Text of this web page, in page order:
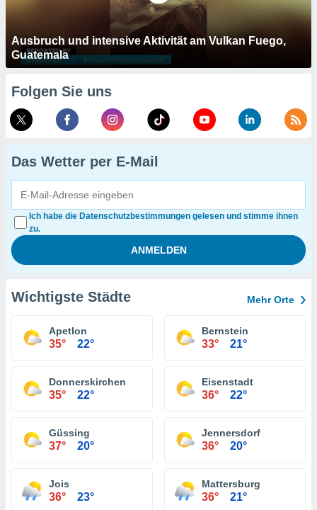
Ausbruch und intensive Aktivität am Vulkan Fuego,
Guatemala
Folgen Sie uns
Das Wetter per E-Mail
Ich habe die Datenschutzbestimmungen gelesen und stimme ihnen
zu.
Wichtigste Städte Mehr Orte
Apetlon
35° 22°
Bernstein
33° 21°
Donnerskirchen
35° 22°
Eisenstadt
36° 22°
Güssing
37° 20°
Jennersdorf
36° 20°
Jois
36° 23°
Mattersburg
36° 21°